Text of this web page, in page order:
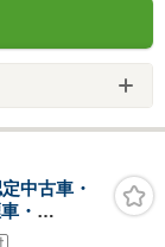
中古車・
・
インフォ